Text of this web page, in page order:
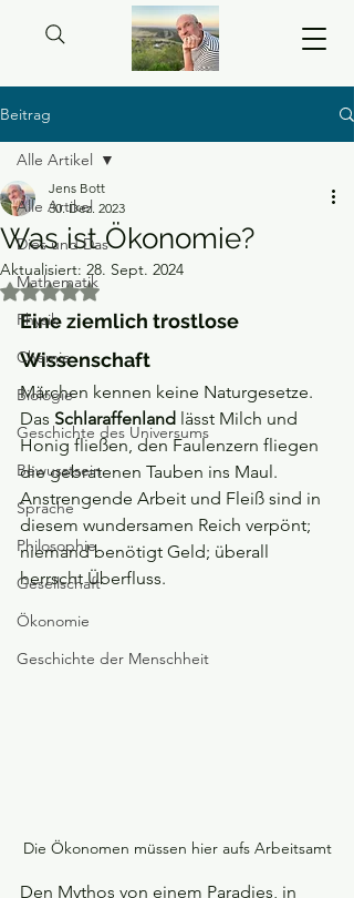
Beitrag
Alle Artikel
Dies und Das
Mathematik
Physik
Chemie
Biologie
Geschichte des Universums
Bewusstsein
Sprache
Philosophie
Gesellschaft
Ökonomie
Geschichte der Menschheit
Alle Artikel
Was ist Ökonomie?
Jens Bott
30. Dez. 2023
Aktualisiert: 28. Sept. 2024
Mit NaN von 5 Sternen bewertet.
Eine ziemlich trostlose
Wissenschaft
Märchen kennen keine Naturgesetze.
Das Schlaraffenland lässt Milch und
Honig fließen, den Faulenzern fliegen
die gebratenen Tauben ins Maul.
Anstrengende Arbeit und Fleiß sind in
diesem wundersamen Reich verpönt;
niemand benötigt Geld; überall
herrscht Überfluss.
Die Ökonomen müssen hier aufs Arbeitsamt
Den Mythos von einem Paradies, in